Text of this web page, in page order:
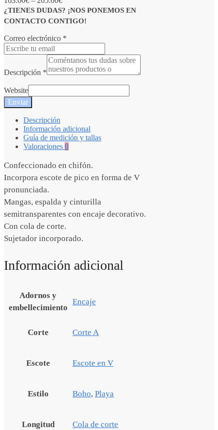
¿TIENES DUDAS? ¡NOS PONEMOS EN
CONTACTO CONTIGO!
Correo electrónico *
Descripción *
Website
Enviar
Descripción
Información adicional
Guía de medición y tallas
Valoraciones 0
Confeccionado en chifón.
Incorpora escote de pico en forma de V
pronunciada.
Mangas, espalda y cinturilla
semitransparentes con encaje decorativo.
Con cola de corte.
Sujetador incorporado.
Información adicional
Adornos y
embellecimiento
Encaje
Corte Corte A
Escote Escote en V
Estilo Boho, Playa
Longitud Cola de corte